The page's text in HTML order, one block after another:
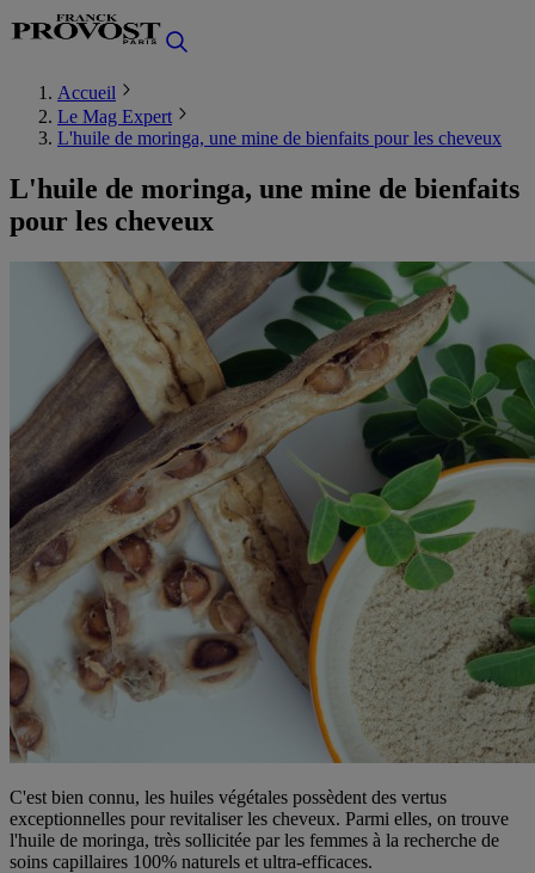
Accueil
Le Mag Expert
L'huile de moringa, une mine de bienfaits pour les cheveux
L'huile de moringa, une mine de bienfaits
pour les cheveux
C'est bien connu, les huiles végétales possèdent des vertus
exceptionnelles pour revitaliser les cheveux. Parmi elles, on trouve
l'huile de moringa, très sollicitée par les femmes à la recherche de
soins capillaires 100% naturels et ultra-efficaces.